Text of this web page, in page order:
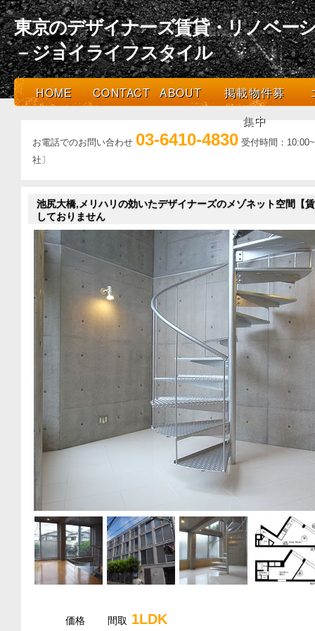
東京のデザイナーズ賃貸・リノベー
－ジョイライフスタイル
HOME CONTACT ABOUT
掲載物件募
集中
お電話でのお問い合わせ 03-6410-4830 受付時間：
社〕
池尻大橋,メリハリの効いたデザイナーズのメゾネット空間【
しておりません
価格 間取 1LDK